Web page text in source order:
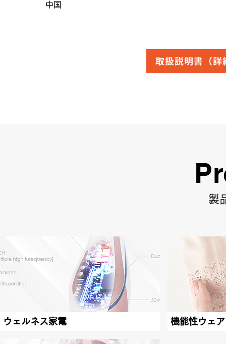
中国
取扱説明書（
製
ウェルネス家電 機能性ウェア